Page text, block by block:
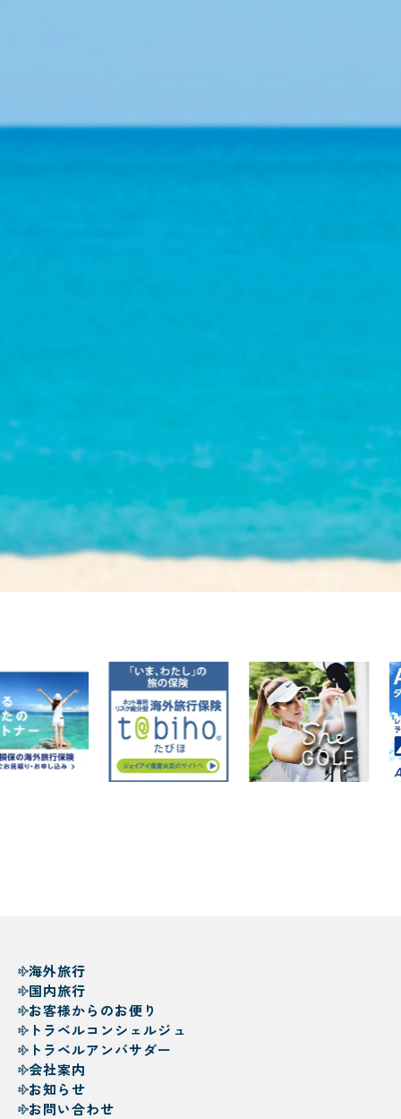
海外旅行
国内旅行
お客様からのお便り
トラベルコンシェルジュ
トラベルアンバサダー
会社案内
お知らせ
お問い合わせ